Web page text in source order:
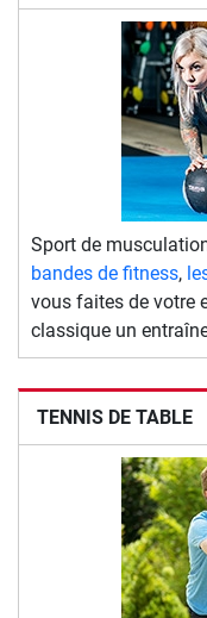
Sport de
bandes de fitness,
vous faites de votre
classique un
TENNIS DE TABLE